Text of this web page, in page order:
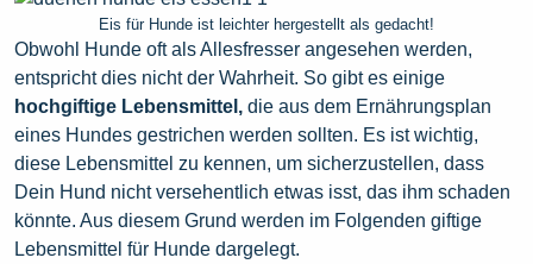
Eis für Hunde ist leichter hergestellt als gedacht!
Obwohl Hunde oft als Allesfresser angesehen werden,
entspricht dies nicht der Wahrheit. So gibt es einige
hochgiftige Lebensmittel, die aus dem Ernährungsplan
eines Hundes gestrichen werden sollten. Es ist wichtig,
diese Lebensmittel zu kennen, um sicherzustellen, dass
Dein Hund nicht versehentlich etwas isst, das ihm schaden
könnte. Aus diesem Grund werden im Folgenden giftige
Lebensmittel für Hunde dargelegt.